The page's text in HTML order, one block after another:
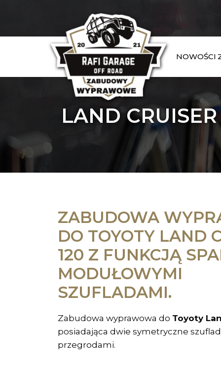
NOWOŚCI
LAND
ZABUDOWA
DO TOYOTY LAND
120 Z FUNKCJĄ
MODUŁOWYMI
SZUFLADAMI.
Zabudowa wyprawowa do Toyoty
posiadająca dwie symetryczne
przegrodami.